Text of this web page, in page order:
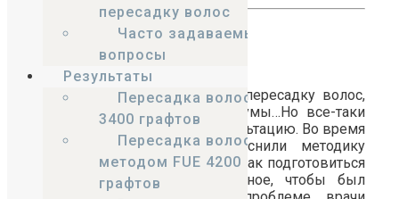
Очень долго не решалась на пересадку волос,
перечитала все сайты и форумы…Но все-таки
решилась записаться на консультацию. Во время
приема мне доступно объяснили методику
пересадки волос, рассказали, как подготовиться
к операции. Для меня главное, чтобы был
пересадку волос
Часто задаваемые
вопросы
Результаты
Пересадка волос
3400 графтов
Пересадка волос
методом FUE 4200
графтов